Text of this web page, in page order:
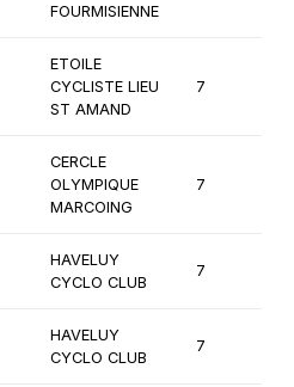
FOURMISIENNE
ETOILE
CYCLISTE LIEU
ST AMAND
7
CERCLE
OLYMPIQUE
MARCOING
7
HAVELUY
CYCLO CLUB
7
HAVELUY
CYCLO CLUB
7